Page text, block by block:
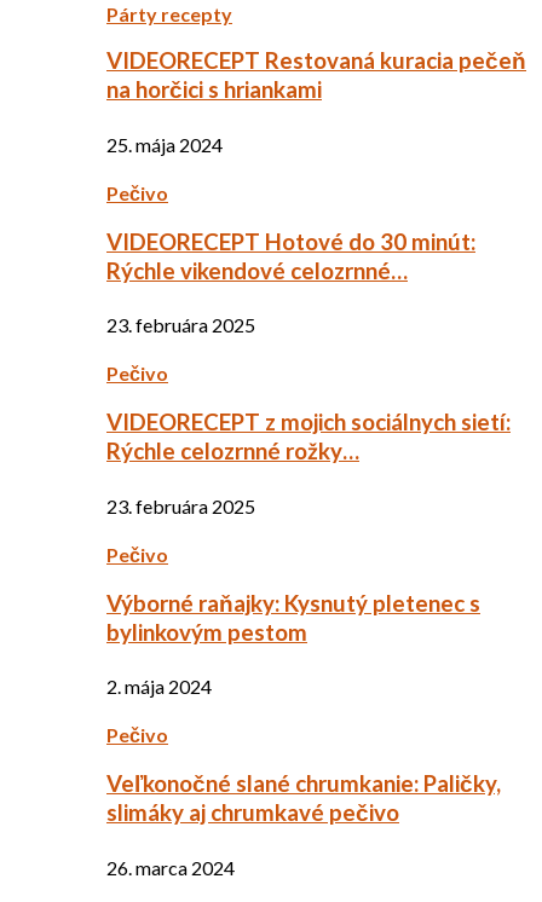
Párty recepty
VIDEORECEPT Restovaná kuracia pečeň
na horčici s hriankami
25. mája 2024
Pečivo
VIDEORECEPT Hotové do 30 minút:
Rýchle vikendové celozrnné…
23. februára 2025
Pečivo
VIDEORECEPT z mojich sociálnych sietí:
Rýchle celozrnné rožky…
23. februára 2025
Pečivo
Výborné raňajky: Kysnutý pletenec s
bylinkovým pestom
2. mája 2024
Pečivo
Veľkonočné slané chrumkanie: Paličky,
slimáky aj chrumkavé pečivo
26. marca 2024